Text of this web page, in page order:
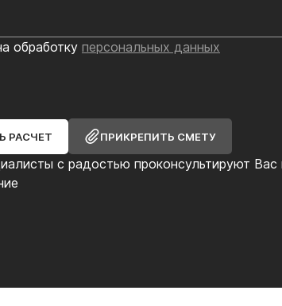
с радостью проконсультируют
обработку персональных данных
РАСЧЕТ ПРИКРЕПИТЬ СМЕТУ